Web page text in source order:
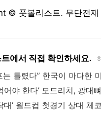
© 풋볼리스트. 무단전재
에서 직접 확인하세요.